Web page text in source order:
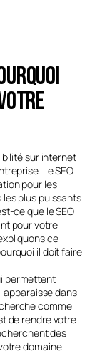
sur internet
Le SEO
pour les
les plus puissants
ce que le SEO
pour votre
ce
il doit faire
permettent
apparaisse dans
comme
de rendre votre
des
domaine